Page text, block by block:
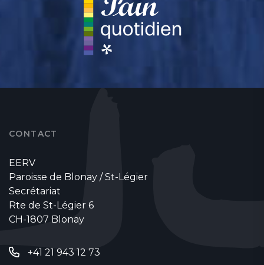
CONTACT
EERV
Paroisse de Blonay / St-Légier
Secrétariat
Rte de St-Légier 6
CH-1807 Blonay
+41 21 943 12 73